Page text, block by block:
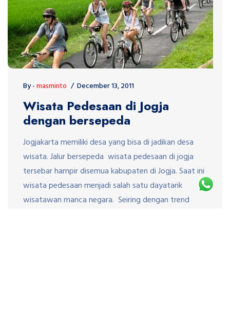
By -masminto December 13, 2011
Wisata Pedesaan di Jogja
dengan bersepeda
Jogjakarta memiliki desa yang bisa di jadikan desa
wisata. Jalur bersepeda wisata pedesaan di jogja
tersebar hampir disemua kabupaten di Jogja. Saat ini
wisata pedesaan menjadi salah satu dayatarik
wisatawan manca negara. Seiring dengan trend